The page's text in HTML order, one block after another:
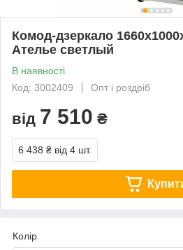
Комод-дзеркало
Ателье светлый
В наявності
Код: 3002409
Опт і роздріб
від 7 510 ₴
6 438 ₴ від 4 шт.
Колір